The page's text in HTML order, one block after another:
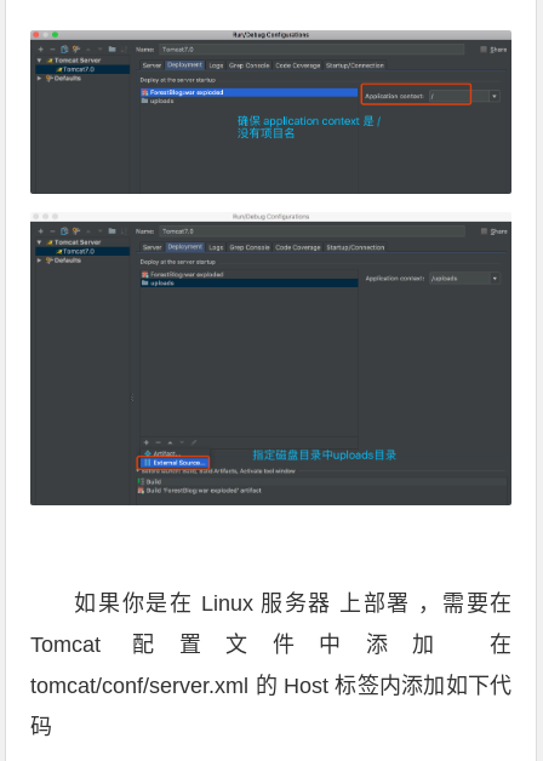
如果你是在 Linux 服务器 上部署 ，需要在
Tomcat 配置文件中添加 在
tomcat/conf/server.xml 的 Host 标签内添加如下代
码